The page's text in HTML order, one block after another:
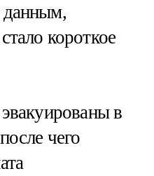
данным,
короткое
в
чего